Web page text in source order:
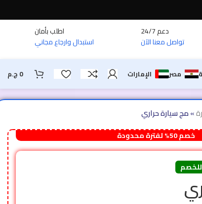
دعم 24/7
تواصل معنا الآن
اطلب بأمان
استبدال وارجاع مجاني
مصر الإمارات 0 ج.م
»مج سيارة حراري
خصم 50% لفترة محدودة